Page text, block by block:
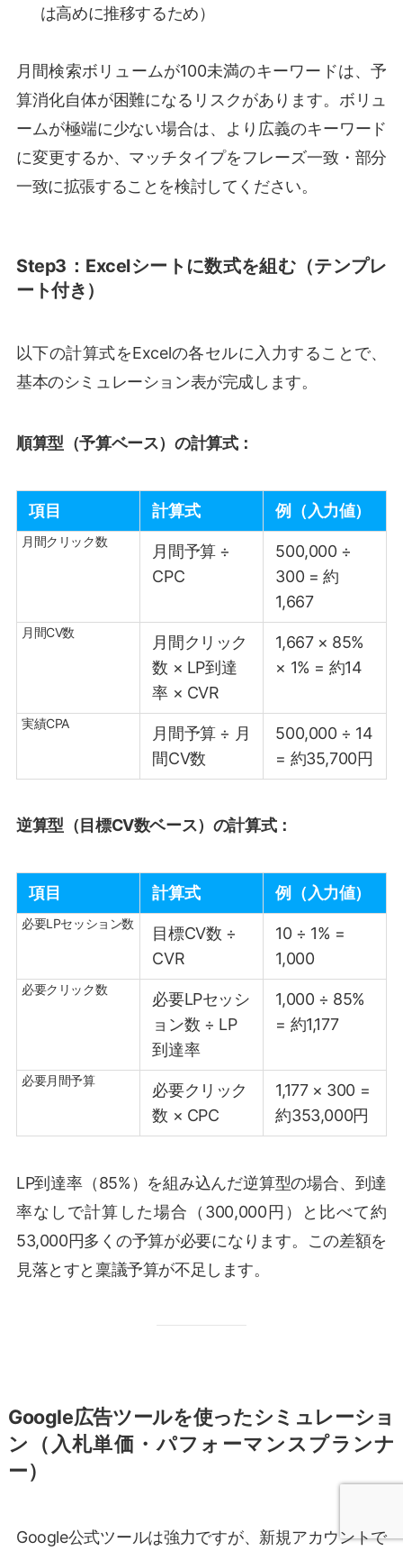
は高めに推移するため）
月間検索ボリュームが100未満のキーワードは、予
算消化自体が困難になるリスクがあります。ボリュ
ームが極端に少ない場合は、より広義のキーワード
に変更するか、マッチタイプをフレーズ一致・部分
一致に拡張することを検討してください。
Step3：Excelシートに数式を組む（テンプレ
ート付き）
以下の計算式をExcelの各セルに入力することで、
基本のシミュレーション表が完成します。
順算型（予算ベース）の計算式：
項目 計算式 例（入力値）
月間クリック数
月間予算 ÷
CPC
500,000 ÷
300 = 約
1,667
月間CV数
月間クリック
数 × LP到達
率 × CVR
1,667 × 85%
× 1% = 約14
実績CPA
月間予算 ÷ 月
間CV数
500,000 ÷ 14
= 約35,700円
逆算型（目標CV数ベース）の計算式：
項目 計算式 例（入力値）
必要LPセッション数
目標CV数 ÷
CVR
10 ÷ 1% =
1,000
必要クリック数
必要LPセッシ
ョン数 ÷ LP
到達率
1,000 ÷ 85%
= 約1,177
必要月間予算
必要クリック
数 × CPC
1,177 × 300 =
約353,000円
LP到達率（85%）を組み込んだ逆算型の場合、到達
率なしで計算した場合（300,000円）と比べて約
53,000円多くの予算が必要になります。この差額を
見落とすと稟議予算が不足します。
Google広告ツールを使ったシミュレーショ
ン（入札単価・パフォーマンスプランナ
ー）
Google公式ツールは強力ですが、新規アカウントで